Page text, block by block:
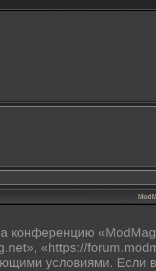
конференцию
«https://
условиями. Если